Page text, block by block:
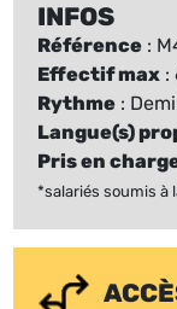
INFOS
Référence :
Effectif max :
Rythme :
Langue(s)
Pris en
*salariés soumis à